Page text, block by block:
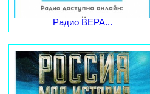
Радио ВЕРА...